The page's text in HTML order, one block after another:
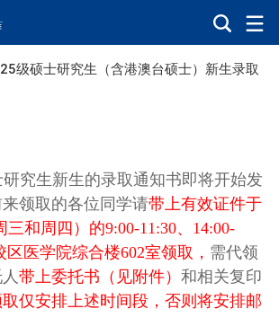
级硕士研究生（含港澳台硕士）新生录取
研究生新生的录取通知书即将开始发
领取的各位同学请带上有效证件于
三和周四）的9:00-11:30、14:00-
区医学院综合楼602室领取， 需代领
带上委托书（见附件） 和相关复印
仅安排上述时间段，否则将安排邮